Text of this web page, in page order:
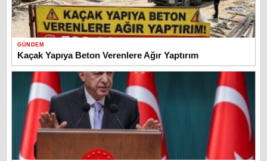
GÜNDEM
Kaçak Yapıya Beton Verenlere Ağır Yaptırım